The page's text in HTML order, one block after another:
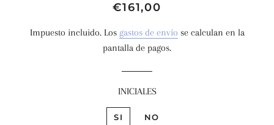
Precio
Precio
venta
€161,00
Impuesto incluido. Los gastos de envío se calculan en la
pantalla de pagos.
INICIALES
SI NO